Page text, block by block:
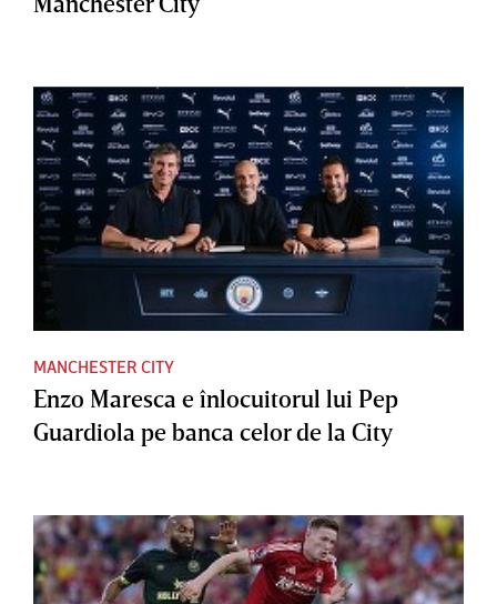
MANCHESTER CITY
Enzo Maresca e înlocuitorul lui Pep
Guardiola pe banca celor de la City